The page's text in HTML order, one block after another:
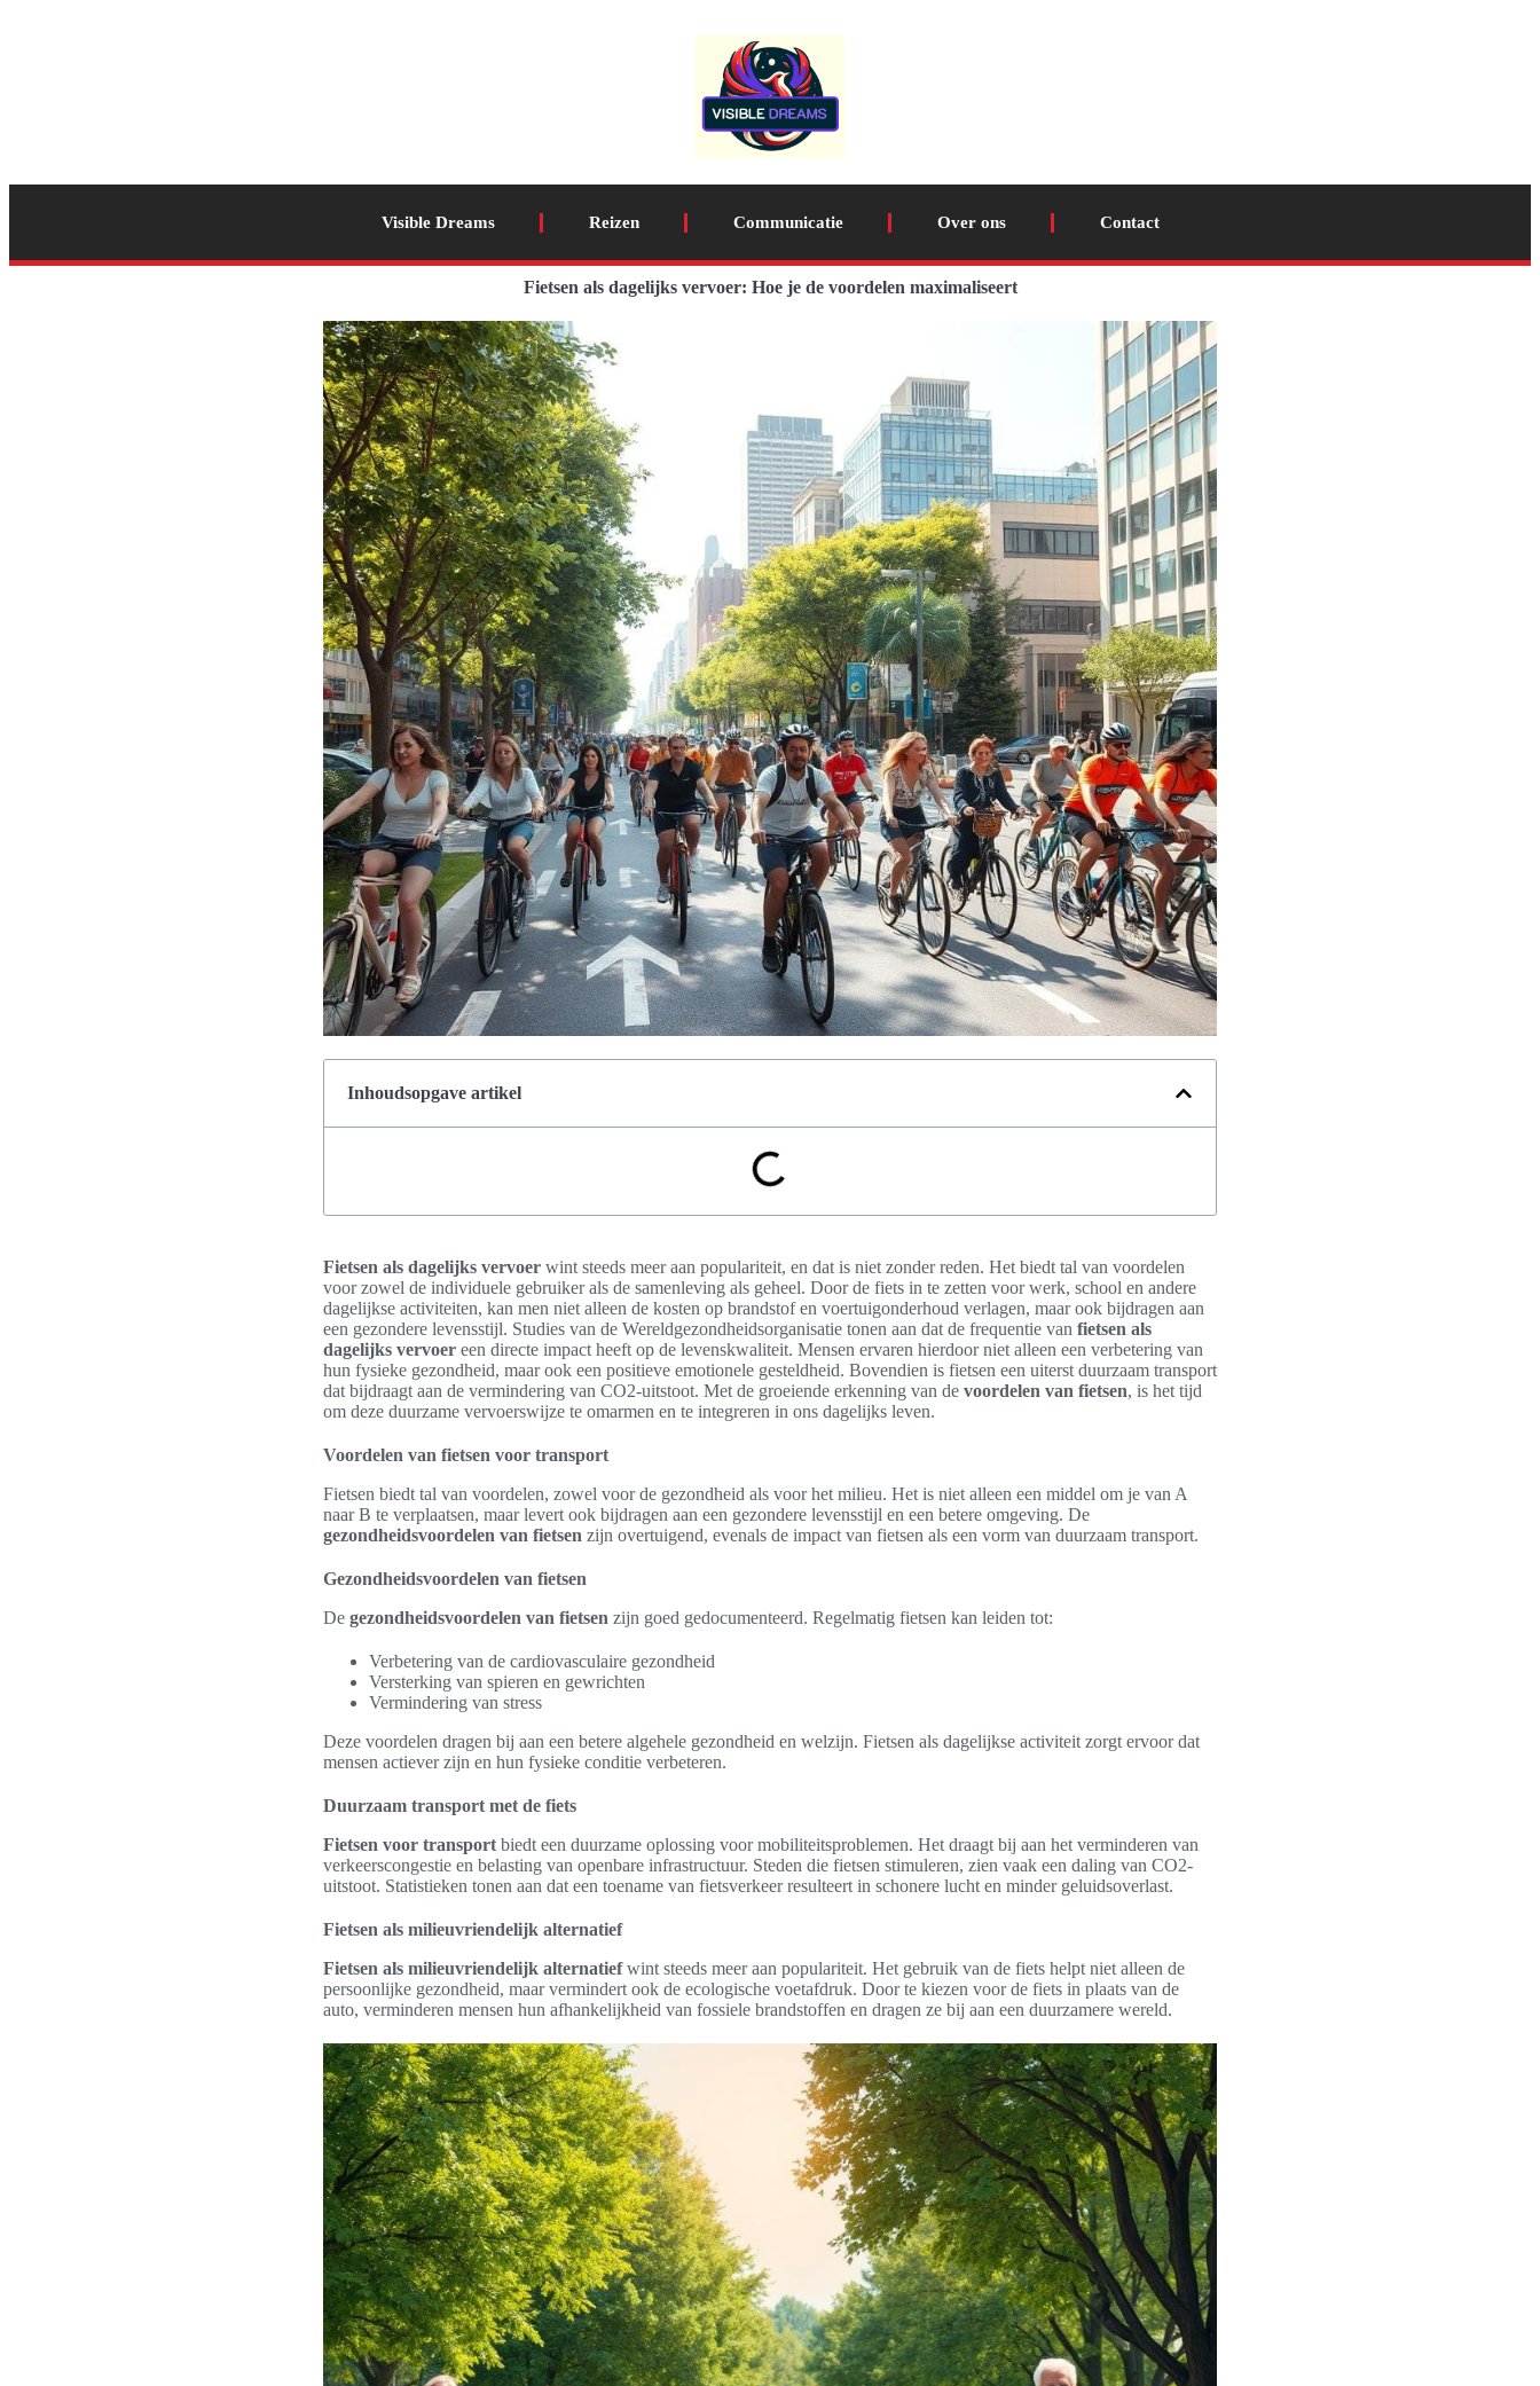
Visible Dreams Reizen Communicatie Over ons Contact
Fietsen als dagelijks vervoer: Hoe je de voordelen maximaliseert
Inhoudsopgave artikel
Fietsen als dagelijks vervoer wint steeds meer aan populariteit, en dat is niet zonder reden. Het biedt tal van voordelen
voor zowel de individuele gebruiker als de samenleving als geheel. Door de fiets in te zetten voor werk, school en andere
dagelijkse activiteiten, kan men niet alleen de kosten op brandstof en voertuigonderhoud verlagen, maar ook bijdragen aan
een gezondere levensstijl. Studies van de Wereldgezondheidsorganisatie tonen aan dat de frequentie van fietsen als
dagelijks vervoer een directe impact heeft op de levenskwaliteit. Mensen ervaren hierdoor niet alleen een verbetering van
hun fysieke gezondheid, maar ook een positieve emotionele gesteldheid. Bovendien is fietsen een uiterst duurzaam transport
dat bijdraagt aan de vermindering van CO2-uitstoot. Met de groeiende erkenning van de voordelen van fietsen, is het tijd
om deze duurzame vervoerswijze te omarmen en te integreren in ons dagelijks leven.
Voordelen van fietsen voor transport
Fietsen biedt tal van voordelen, zowel voor de gezondheid als voor het milieu. Het is niet alleen een middel om je van A
naar B te verplaatsen, maar levert ook bijdragen aan een gezondere levensstijl en een betere omgeving. De
gezondheidsvoordelen van fietsen zijn overtuigend, evenals de impact van fietsen als een vorm van duurzaam transport.
Gezondheidsvoordelen van fietsen
De gezondheidsvoordelen van fietsen zijn goed gedocumenteerd. Regelmatig fietsen kan leiden tot:
Verbetering van de cardiovasculaire gezondheid
Versterking van spieren en gewrichten
Vermindering van stress
Deze voordelen dragen bij aan een betere algehele gezondheid en welzijn. Fietsen als dagelijkse activiteit zorgt ervoor dat
mensen actiever zijn en hun fysieke conditie verbeteren.
Duurzaam transport met de fiets
Fietsen voor transport biedt een duurzame oplossing voor mobiliteitsproblemen. Het draagt bij aan het verminderen van
verkeerscongestie en belasting van openbare infrastructuur. Steden die fietsen stimuleren, zien vaak een daling van CO2-
uitstoot. Statistieken tonen aan dat een toename van fietsverkeer resulteert in schonere lucht en minder geluidsoverlast.
Fietsen als milieuvriendelijk alternatief
Fietsen als milieuvriendelijk alternatiefwint steeds meer aan populariteit. Het gebruik van de fiets helpt niet alleen de
persoonlijke gezondheid, maar vermindert ook de ecologische voetafdruk. Door te kiezen voor de fiets in plaats van de
auto, verminderen mensen hun afhankelijkheid van fossiele brandstoffen en dragen ze bij aan een duurzamere wereld.